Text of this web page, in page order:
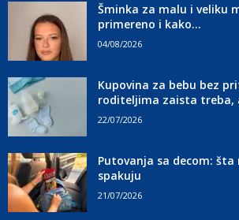
Šminka za malu i veliku
primereno i kako...
04/08/2026
Kupovina za bebu bez
roditeljima zaista treba,
22/07/2026
Putovanja sa decom:
spakuju
21/07/2026